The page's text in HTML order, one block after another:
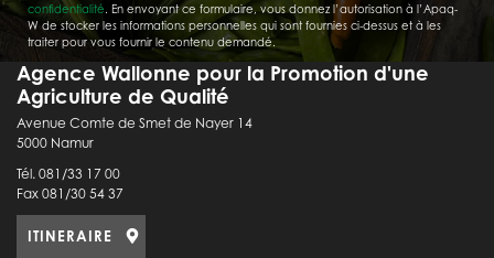
confidentialité. En envoyant ce formulaire, vous donnez l’autorisation à l’Apaq-
W de stocker les informations personnelles qui sont fournies ci-dessus et à les
traiter pour vous fournir le contenu demandé.
Agence Wallonne pour la Promotion d'une
Agriculture de Qualité
Avenue Comte de Smet de Nayer 14
5000 Namur
Tél. 081/33 17 00
Fax 081/30 54 37
ITINERAIRE